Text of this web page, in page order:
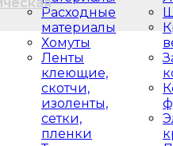
Расходные
материалы
Хомуты
Ленты
клеющие,
скотчи,
изоленты,
сетки,
пленки